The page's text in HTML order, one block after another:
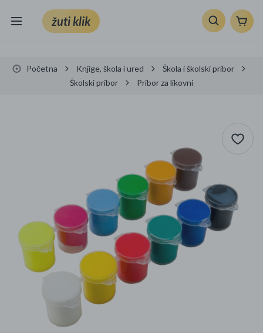
žuti klik
Knjige, škola i ured
Klik supermarket
Sport i slobodno vrijeme
Ljepota i zdravlje
Mame i bebe
Početna Knjige, škola i ured
Škola i školski pribor
Školski pribor
Pribor za likovni